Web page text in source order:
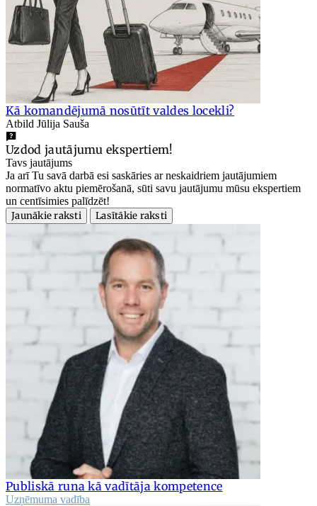
Kā komandējumā nosūtīt valdes locekli?
Atbild Jūlija Sauša
Uzdod jautājumu ekspertiem!
Tavs jautājums
Ja arī Tu savā darbā esi saskāries ar neskaidriem jautājumiem
normatīvo aktu piemērošanā, sūti savu jautājumu mūsu ekspertiem
un centīsimies palīdzēt!
Jaunākie raksti
Lasītākie raksti
Publiskā runa kā vadītāja kompetence
Uzņēmuma vadība